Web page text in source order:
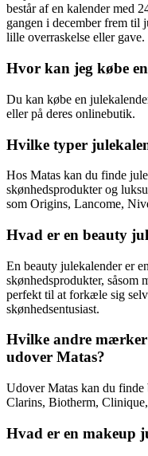
består af en kalender med
gangen i december frem til
lille overraskelse eller gave.
Hvor kan jeg købe
Du kan købe en
eller på deres onlinebutik.
Hvilke typer
Hos Matas kan du finde
skønhedsprodukter og
som Origins, Lancome,
Hvad er en beauty
En beauty julekalender er
skønhedsprodukter, såsom
perfekt til at forkæle sig
skønhedsentusiast.
Hvilke andre
udover Matas?
Udover Matas kan du
Clarins, Biotherm,
Hvad er en makeup